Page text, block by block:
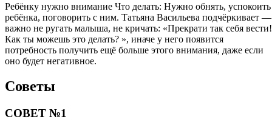
Ребёнку нужно внимание Что делать: Нужно обнять, успокоить
ребёнка, поговорить с ним. Татьяна Васильева подчёркивает —
важно не ругать малыша, не кричать: «Прекрати так себя вести!
Как ты можешь это делать? », иначе у него появится
потребность получить ещё больше этого внимания, даже если
оно будет негативное.
Советы
СОВЕТ №1